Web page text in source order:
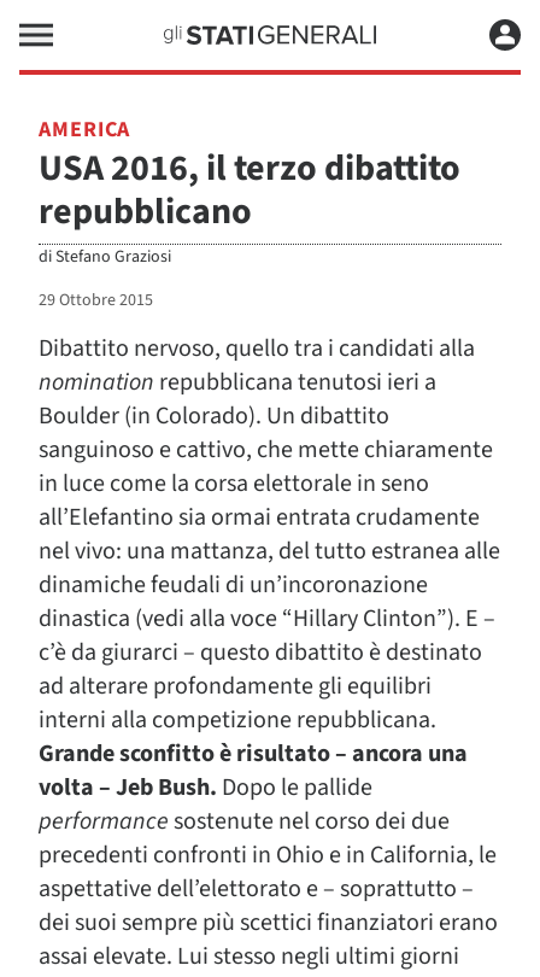
AMERICA
USA 2016, il terzo dibattito
repubblicano
diStefano Graziosi
29 Ottobre 2015
Dibattito nervoso, quello tra i candidati alla
nomination repubblicana tenutosi ieri a
Boulder (in Colorado). Un dibattito
sanguinoso e cattivo, che mette chiaramente
in luce come la corsa elettorale in seno
all’Elefantino sia ormai entrata crudamente
nel vivo: una mattanza, del tutto estranea alle
dinamiche feudali di un’incoronazione
dinastica (vedi alla voce “Hillary Clinton”). E –
c’è da giurarci – questo dibattito è destinato
ad alterare profondamente gli equilibri
interni alla competizione repubblicana.
Grande sconfitto è risultato – ancora una
volta – Jeb Bush. Dopo le pallide
performancesostenute nel corso dei due
precedenti confronti in Ohio e in California, le
aspettative dell’elettorato e – soprattutto –
dei suoi sempre più scettici finanziatori erano
assai elevate. Lui stesso negli ultimi giorni